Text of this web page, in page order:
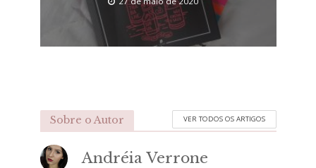
Sobre o Autor VER TODOS OS ARTIGOS
Andréia Verrone